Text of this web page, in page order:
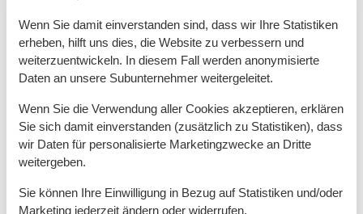
Yoga
Bad
Anzahl der Duschen
Haartrockner
Waschbecken
WC
Basic
Kinder willkommen
Nichtraucher
Wenn Sie damit einverstanden sind, dass wir Ihre Statistiken
erheben, hilft uns dies, die Website zu verbessern und
weiterzuentwickeln. In diesem Fall werden anonymisierte
Daten an unsere Subunternehmer weitergeleitet.
Wenn Sie die Verwendung aller Cookies akzeptieren, erklären
Sie sich damit einverstanden (zusätzlich zu Statistiken), dass
wir Daten für personalisierte Marketingzwecke an Dritte
weitergeben.
Sie können Ihre Einwilligung in Bezug auf Statistiken und/oder
Marketing jederzeit ändern oder widerrufen.